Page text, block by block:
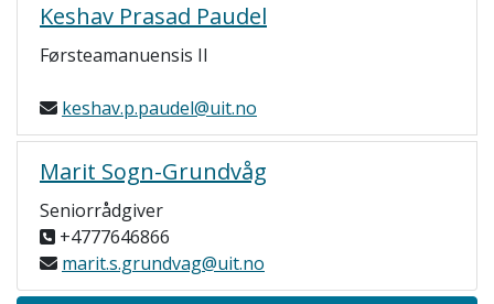
Keshav Prasad Paudel
Førsteamanuensis II
keshav.p.paudel@uit.no
Marit Sogn-Grundvåg
Seniorrådgiver
+4777646866
marit.s.grundvag@uit.no